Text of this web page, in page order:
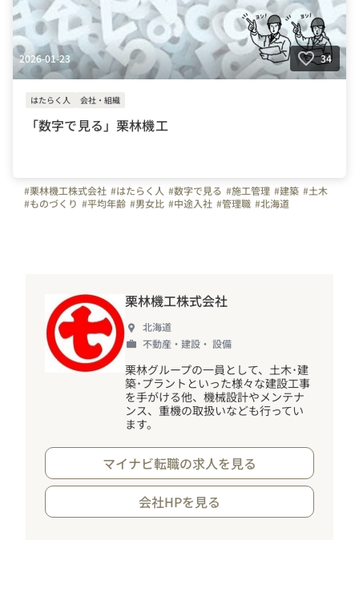
2026-01-23 34
はたらく人 会社・組織
「数字で見る」栗林機工
#栗林機工株式会社 #はたらく人 #数字で見る #施工管理 #建築 #土木
#ものづくり #平均年齢 #男女比 #中途入社 #管理職 #北海道
栗林機工株式会社
北海道
不動産・建設・ 設備
栗林グループの一員として、土木･建
築･プラントといった様々な建設工事
を手がける他、機械設計やメンテナ
ンス、重機の取扱いなども行ってい
ます。
マイナビ転職の求人を見る
会社HPを見る